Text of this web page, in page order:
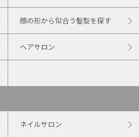
顔の形から似合う髪型を探す
ヘアサロン
ネイルサロン